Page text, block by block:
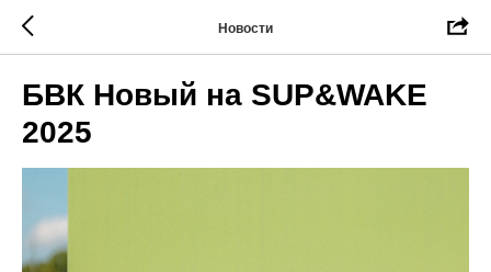
Новости
БВК Новый на SUP&WAKE
2025